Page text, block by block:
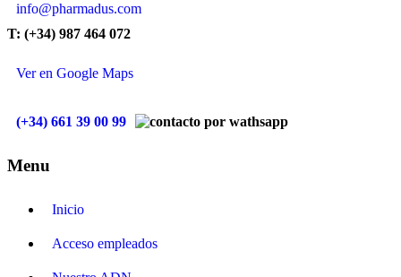
info@pharmadus.com
T: (+34) 987 464 072
Ver en Google Maps
(+34) 661 39 00 99
Menu
Inicio
Acceso empleados